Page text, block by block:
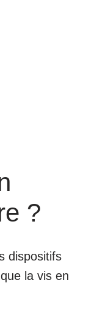
?
dispositifs
la vis en